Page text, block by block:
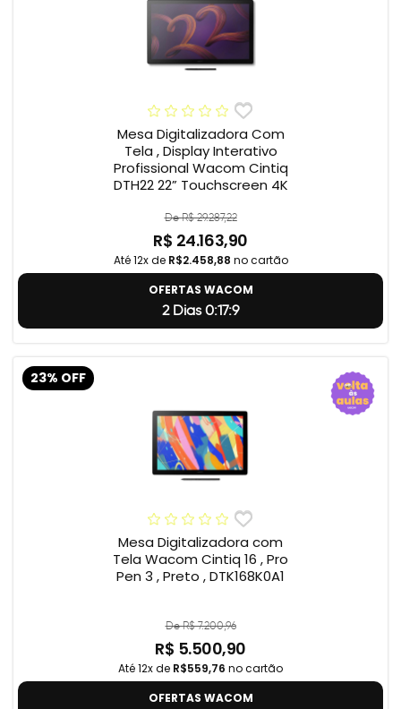
Mesa Digitalizadora Com
Tela , Display Interativo
Profissional Wacom Cintiq
DTH22 22” Touchscreen 4K
De R$ 29.287,22
R$ 24.163,90
Até 12x de R$2.458,88 no cartão
OFERTAS WACOM
2 Dias 0:17:8
23% OFF
Mesa Digitalizadora com
Tela Wacom Cintiq 16 , Pro
Pen 3 , Preto , DTK168K0A1
De R$ 7.200,96
R$ 5.500,90
Até 12x de R$559,76 no cartão
OFERTAS WACOM